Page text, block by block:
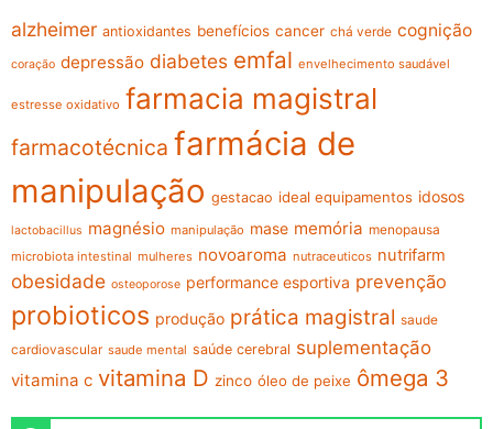
alzheimer antioxidantes benefícios cancer chá verde cognição
coração depressão diabetes emfal envelhecimento saudável
estresse oxidativo farmacia magistral
farmacotécnica farmácia de
manipulação gestacao ideal equipamentos idosos
lactobacillus magnésio manipulação mase memória menopausa
microbiota intestinal mulheres novoaroma nutraceuticos nutrifarm
obesidade osteoporose performance esportiva prevenção
probioticos produção prática magistral saude
cardiovascular saude mental saúde cerebral suplementação
vitamina c vitamina D zinco óleo de peixe ômega 3